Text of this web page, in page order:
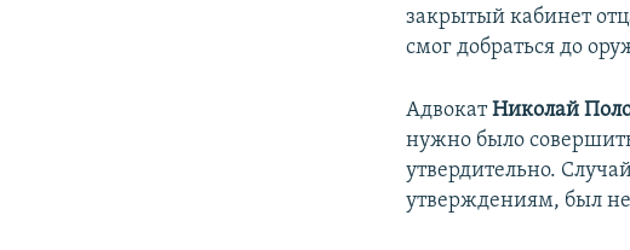
закрытый кабинет
смог добраться до
АдвокатНиколай
нужно было
утвердительно.
утверждениям, был